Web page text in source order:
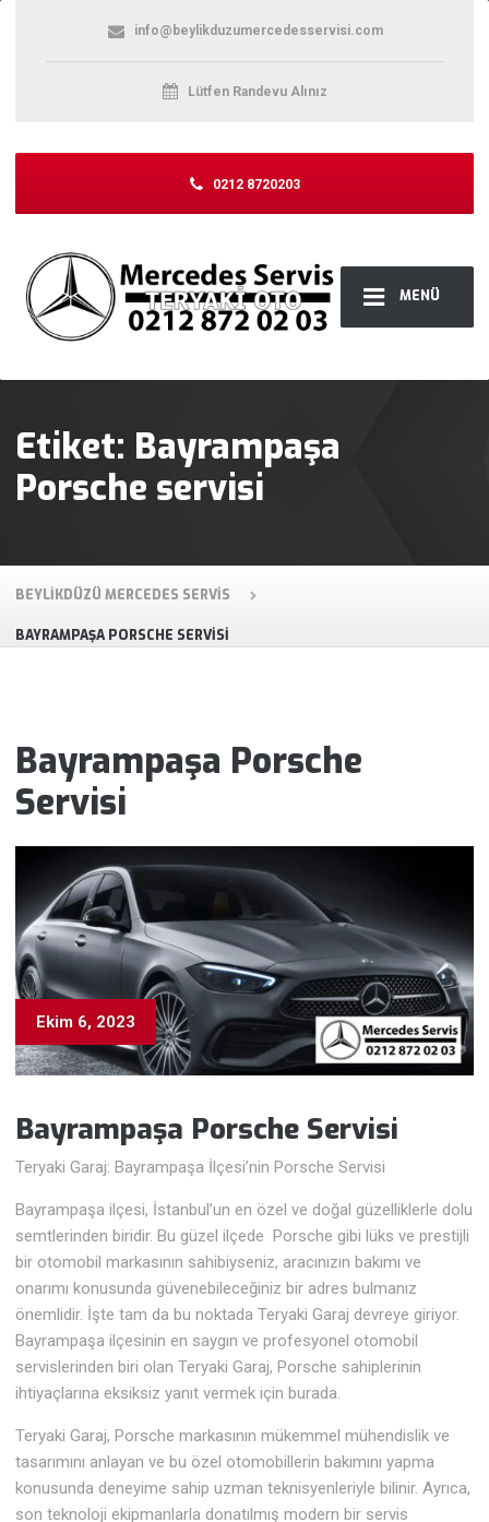
MENÜ
info@beylikduzumercedesservisi.com
Lütfen Randevu Alınız
0212 8720203
Etiket: Bayrampaşa
Porsche servisi
BEYLIKDÜZÜ MERCEDES SERVIS
BAYRAMPAŞA PORSCHE SERVISI
Bayrampaşa Porsche
Servisi
Ekim 6, 2023
Bayrampaşa Porsche Servisi
Teryaki Garaj: Bayrampaşa İlçesi’nin Porsche Servisi
Bayrampaşa ilçesi, İstanbul’un en özel ve doğal güzelliklerle dolu
semtlerinden biridir. Bu güzel ilçede Porsche gibi lüks ve prestijli
bir otomobil markasının sahibiyseniz, aracınızın bakımı ve
onarımı konusunda güvenebileceğiniz bir adres bulmanız
önemlidir. İşte tam da bu noktada Teryaki Garaj devreye giriyor.
Bayrampaşa ilçesinin en saygın ve profesyonel otomobil
servislerinden biri olan Teryaki Garaj, Porsche sahiplerinin
ihtiyaçlarına eksiksiz yanıt vermek için burada.
Teryaki Garaj, Porsche markasının mükemmel mühendislik ve
tasarımını anlayan ve bu özel otomobillerin bakımını yapma
konusunda deneyime sahip uzman teknisyenleriyle bilinir. Ayrıca,
son teknoloji ekipmanlarla donatılmış modern bir servis